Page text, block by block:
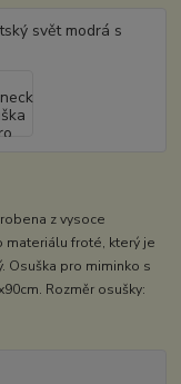
z vysoce
froté, který je
Osuška pro miminko s
Rozměr osušky: